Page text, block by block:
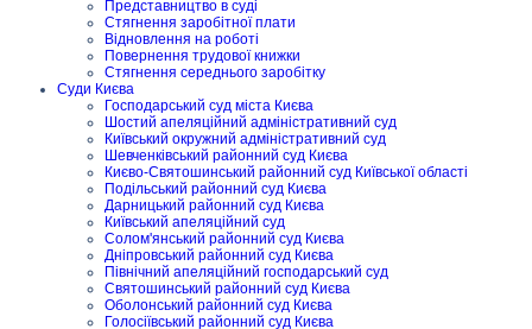
Представництво в суді
Стягнення заробітної плати
Відновлення на роботі
Повернення трудової книжки
Стягнення середнього заробітку
Суди Києва
Господарський суд міста Києва
Шостий апеляційний адміністративний суд
Київський окружний адміністративний суд
Шевченківський районний суд Києва
Києво-Святошинський районний суд Київської області
Подільський районний суд Києва
Дарницький районний суд Києва
Київський апеляційний суд
Солом'янський районний суд Києва
Дніпровський районний суд Києва
Північний апеляційний господарський суд
Святошинський районний суд Києва
Оболонський районний суд Києва
Голосіївський районний суд Києва